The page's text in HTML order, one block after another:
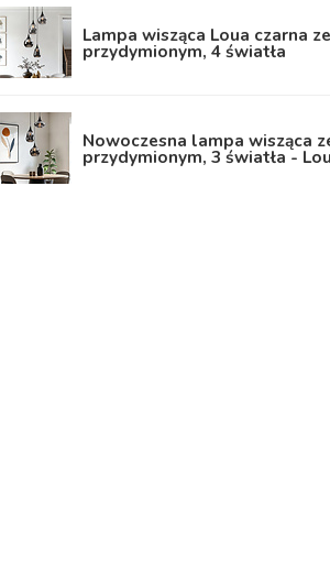
Lampa wisząca Loua czarna
przydymionym, 4 światła
Nowoczesna lampa wisząca
przydymionym, 3 światła -